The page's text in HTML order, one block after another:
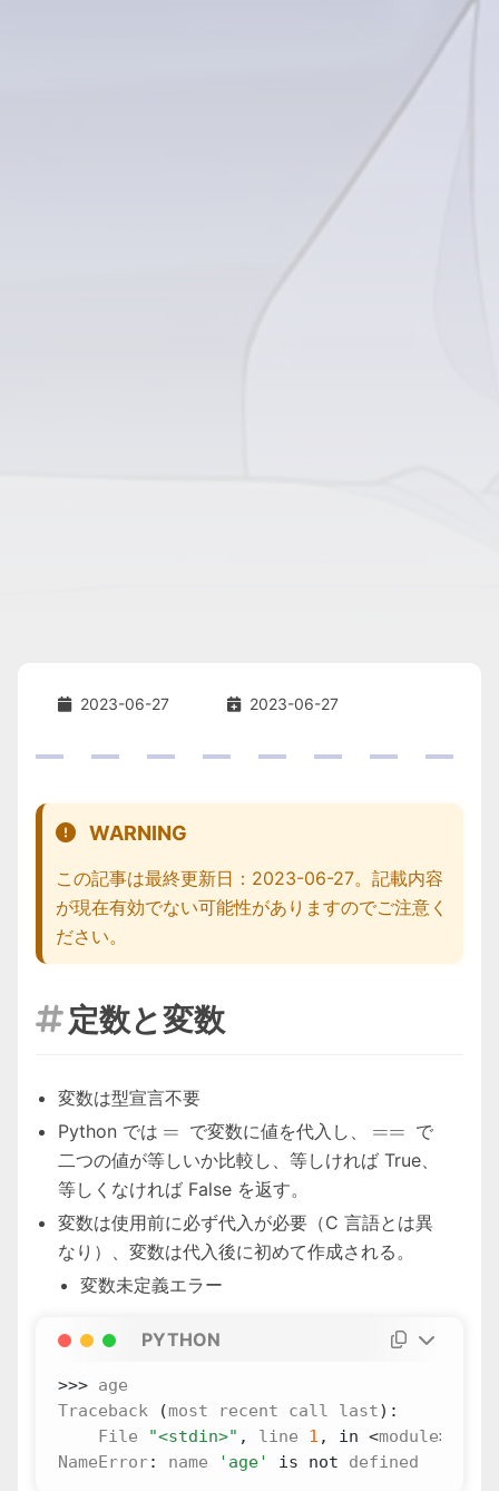
2023-06-27 2023-06-27
WARNING
この記事は最終更新日：2023-06-27。記載内容
が現在有効でない可能性がありますのでご注意く
ださい。
 定数と変数
変数は型宣言不要
Python では =
= で変数に値を代入し、 ==
== で
二つの値が等しいか比較し、等しければ True、
等しくなければ False を返す。
変数は使用前に必ず代入が必要（C 言語とは異
なり）、変数は代入後に初めて作成される。
変数未定義エラー
PYTHON
>>> age
Traceback
(most recent call last):
File
"<stdin>" , line 1 , in <module>
NameError: name 'age' is not defined